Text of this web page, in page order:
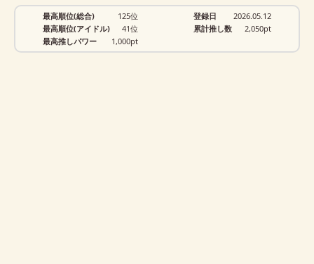
最高順位(総合)
125位
最高順位(アイドル)
41位
最高推しパワー
1,000pt
登録日
2026.05.12
累計推し数
2,050pt